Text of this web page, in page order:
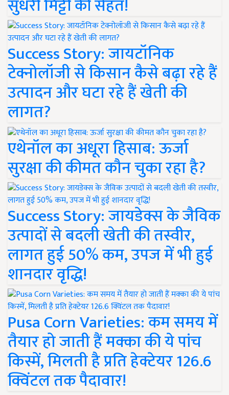
सुधरी मिट्टी की सेहत!
Success Story: जायटॉनिक
टेक्नोलॉजी से किसान कैसे बढ़ा रहे हैं
उत्पादन और घटा रहे हैं खेती की
लागत?
एथेनॉल का अधूरा हिसाब: ऊर्जा
सुरक्षा की कीमत कौन चुका रहा है?
Success Story: जायडेक्स के जैविक
उत्पादों से बदली खेती की तस्वीर,
लागत हुई 50% कम, उपज में भी हुई
शानदार वृद्धि!
Pusa Corn Varieties: कम समय में
तैयार हो जाती हैं मक्का की ये पांच
किस्में, मिलती है प्रति हेक्टेयर 126.6
क्विंटल तक पैदावार!